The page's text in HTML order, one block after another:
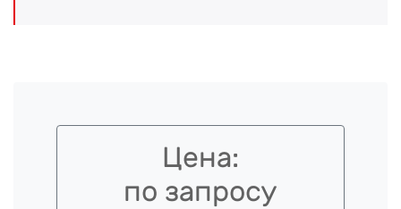
Цена:
по запросу